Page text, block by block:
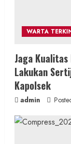
WARTA
Jaga
Lakukan
Kapolsek
admin